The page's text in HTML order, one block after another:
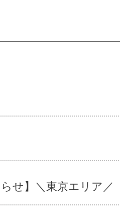
せ】＼東京エリア／